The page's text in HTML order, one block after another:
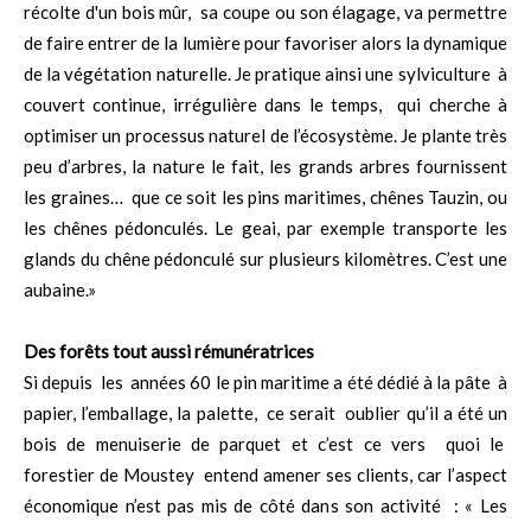
récolte d'un bois mûr, sa coupe ou son élagage, va permettre
de faire entrer de la lumière pour favoriser alors la dynamique
de la végétation naturelle. Je pratique ainsi une sylviculture à
couvert continue, irrégulière dans le temps, qui cherche à
optimiser un processus naturel de l’écosystème. Je plante très
peu d’arbres, la nature le fait, les grands arbres fournissent
les graines… que ce soit les pins maritimes, chênes Tauzin, ou
les chênes pédonculés. Le geai, par exemple transporte les
glands du chêne pédonculé sur plusieurs kilomètres. C’est une
aubaine.»
Des forêts tout aussi rémunératrices
Si depuis les années 60 le pin maritime a été dédié à la pâte à
papier, l’emballage, la palette, ce serait oublier qu’il a été un
bois de menuiserie de parquet et c’est ce vers quoi le
forestier de Moustey entend amener ses clients, car l’aspect
économique n’est pas mis de côté dans son activité : « Les